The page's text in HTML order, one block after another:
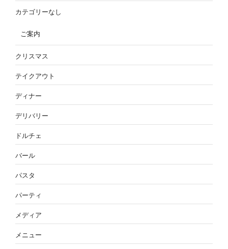
カテゴリーなし
ご案内
クリスマス
テイクアウト
ディナー
デリバリー
ドルチェ
バール
パスタ
パーティ
メディア
メニュー